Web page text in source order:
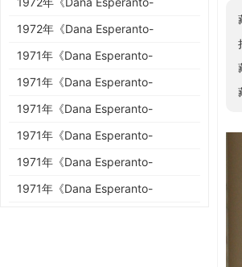
Bulteno》第3-4期
1972年《Dana Esperanto-
Bulteno》第1-2期
1971年《Dana Esperanto-
Bulteno》第11-12期
1971年《Dana Esperanto-
Bulteno》第7-10期
1971年《Dana Esperanto-
Bulteno》第5-6期
1971年《Dana Esperanto-
Bulteno》第4期
1971年《Dana Esperanto-
Bulteno》第3期
1971年《Dana Esperanto-